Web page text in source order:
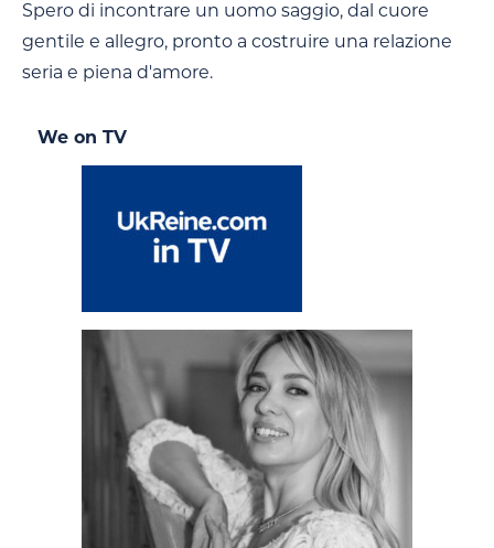
Spero di incontrare un uomo saggio, dal cuore
gentile e allegro, pronto a costruire una relazione
seria e piena d'amore.
We on TV